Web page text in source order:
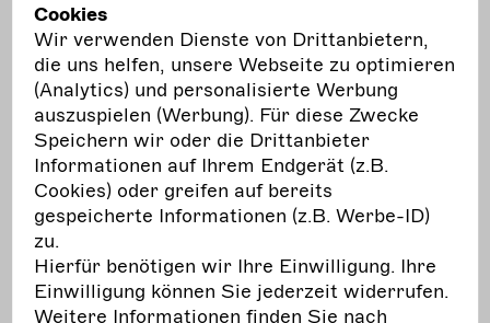
seines Forschungsprojekts „Systemcheck“ und
die daraus abgeleiteten Handlungsempfehlungen
vor. Im Rahmen des Projekts wurde die
Arbeitssituation von Solo-Selbständigen und
Hybriderwerbstätigen in den darstellenden
Künsten und deren soziale Absicherung in den
Jahren 2021 bis 2023 erforscht. Aufgrund der
deutlich unter dem Bundesdurchschnitt
liegenden Einkommen und der daraus
resultierenden mangelnden sozialen
Absicherung insbesondere im Alter, ist der
Gesetzgeber zu verschiedenen Reformen
Cookies
Wir verwenden Dienste von Drittanbietern,
die uns helfen, unsere Webseite zu optimieren
(Analytics) und personalisierte Werbung
auszuspielen (Werbung). Für diese Zwecke
Speichern wir oder die Drittanbieter
Informationen auf Ihrem Endgerät (z.B.
Cookies) oder greifen auf bereits
gespeicherte Informationen (z.B. Werbe-ID)
zu.
Hierfür benötigen wir Ihre Einwilligung. Ihre
Einwilligung können Sie jederzeit widerrufen.
Weitere Informationen finden Sie nach